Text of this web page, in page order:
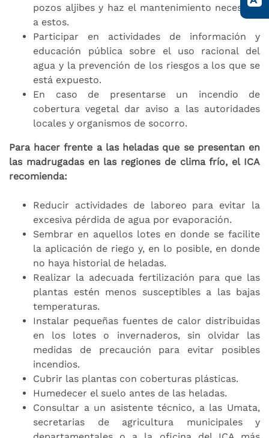
pozos aljibes y haz el mantenimiento necesario
a estos.
Participar en actividades de información y
educación pública sobre el uso racional del
agua y la prevención de los riesgos a los que se
está expuesto.
En caso de presentarse un incendio de
cobertura vegetal dar aviso a las autoridades
locales y organismos de socorro.
Para hacer frente a las heladas que se presentan en
las madrugadas en las regiones de clima frío, el ICA
recomienda:
Reducir actividades de laboreo para evitar la
excesiva pérdida de agua por evaporación.
Sembrar en aquellos lotes en donde se facilite
la aplicación de riego y, en lo posible, en donde
no haya historial de heladas.
Realizar la adecuada fertilización para que las
plantas estén menos susceptibles a las bajas
temperaturas.
Instalar pequeñas fuentes de calor distribuidas
en los lotes o invernaderos, sin olvidar las
medidas de precaución para evitar posibles
incendios.
Cubrir las plantas con coberturas plásticas.
Humedecer el suelo antes de las heladas.
Consultar a un asistente técnico, a las Umata,
secretarias de agricultura municipales y